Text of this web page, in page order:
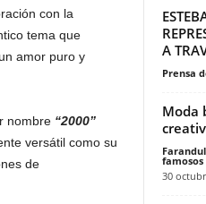
con la
tema que
amor puro y
nombre “2000”
versátil como su
de
A
Prensa
Moda
famosos
30